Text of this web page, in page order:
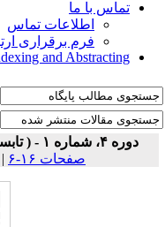
تماس با ما
اطلاعات تماس
فرم برقراری
Indexing and Abstracting
دوره ۴، شماره ۱ - ( تابستان ۱۳۹۷ )
صفحات ۱۶-۶
|